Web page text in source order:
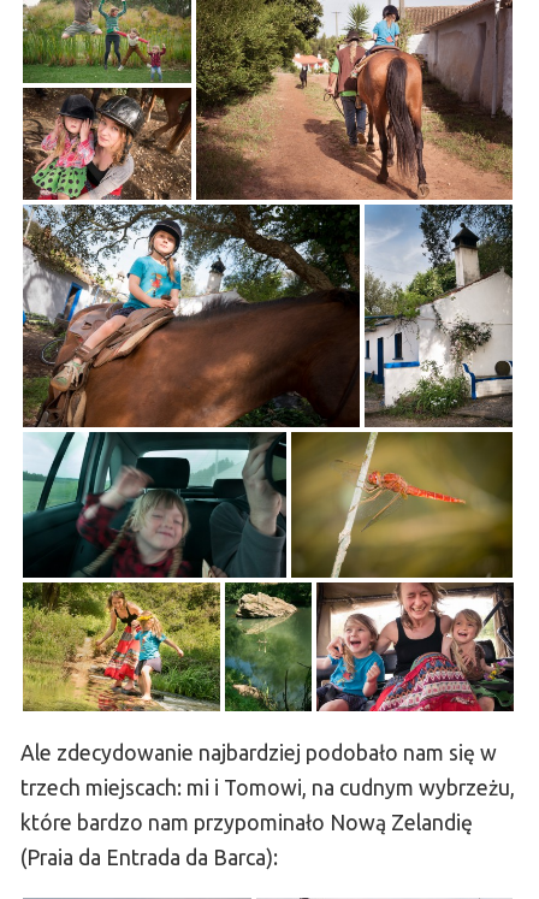
Ale zdecydowanie najbardziej podobało nam się w
trzech miejscach: mi i Tomowi, na cudnym wybrzeżu,
które bardzo nam przypominało Nową Zelandię
(Praia da Entrada da Barca):